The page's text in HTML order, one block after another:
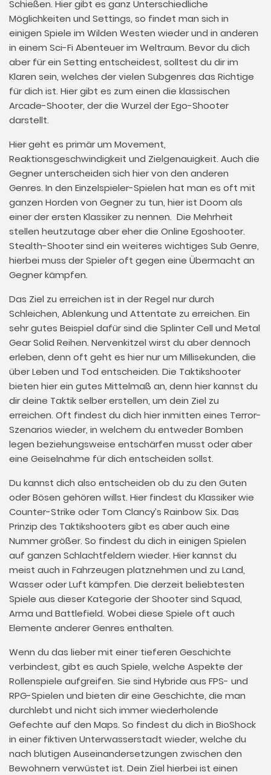
Schießen. Hier gibt es ganz Unterschiedliche
Möglichkeiten und Settings, so findet man sich in
einigen Spiele im Wilden Westen wieder und in anderen
in einem Sci-Fi Abenteuer im Weltraum. Bevor du dich
aber für ein Setting entscheidest, solltest du dir im
Klaren sein, welches der vielen Subgenres das Richtige
für dich ist. Hier gibt es zum einen die klassischen
Arcade-Shooter, der die Wurzel der Ego-Shooter
darstellt.
Hier geht es primär um Movement,
Reaktionsgeschwindigkeit und Zielgenauigkeit. Auch die
Gegner unterscheiden sich hier von den anderen
Genres. In den Einzelspieler-Spielen hat man es oft mit
ganzen Horden von Gegner zu tun, hier ist Doom als
einer der ersten Klassiker zu nennen. Die Mehrheit
stellen heutzutage aber eher die Online Egoshooter.
Stealth-Shooter sind ein weiteres wichtiges Sub Genre,
hierbei muss der Spieler oft gegen eine Übermacht an
Gegner kämpfen.
Das Ziel zu erreichen ist in der Regel nur durch
Schleichen, Ablenkung und Attentate zu erreichen. Ein
sehr gutes Beispiel dafür sind die Splinter Cell und Metal
Gear Solid Reihen. Nervenkitzel wirst du aber dennoch
erleben, denn oft geht es hier nur um Millisekunden, die
über Leben und Tod entscheiden. Die Taktikshooter
bieten hier ein gutes Mittelmaß an, denn hier kannst du
dir deine Taktik selber erstellen, um dein Ziel zu
erreichen. Oft findest du dich hier inmitten eines Terror-
Szenarios wieder, in welchem du entweder Bomben
legen beziehungsweise entschärfen musst oder aber
eine Geiselnahme für dich entscheiden sollst.
Du kannst dich also entscheiden ob du zu den Guten
oder Bösen gehören willst. Hier findest du Klassiker wie
Counter-Strike oder Tom Clancy’s Rainbow Six. Das
Prinzip des Taktikshooters gibt es aber auch eine
Nummer größer. So findest du dich in einigen Spielen
auf ganzen Schlachtfeldern wieder. Hier kannst du
meist auch in Fahrzeugen platznehmen und zu Land,
Wasser oder Luft kämpfen. Die derzeit beliebtesten
Spiele aus dieser Kategorie der Shooter sind Squad,
Arma und Battlefield. Wobei diese Spiele oft auch
Elemente anderer Genres enthalten.
Wenn du das lieber mit einer tieferen Geschichte
verbindest, gibt es auch Spiele, welche Aspekte der
Rollenspiele aufgreifen. Sie sind Hybride aus FPS- und
RPG-Spielen und bieten dir eine Geschichte, die man
durchlebt und nicht sich immer wiederholende
Gefechte auf den Maps. So findest du dich in BioShock
in einer fiktiven Unterwasserstadt wieder, welche du
nach blutigen Auseinandersetzungen zwischen den
Bewohnern verwüstet ist. Dein Ziel hierbei ist einen